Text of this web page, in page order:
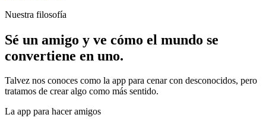
Nuestra filosofía
Sé un amigo y ve cómo el mundo se
convertiene en uno.
Talvez nos conoces como la app para cenar con desconocidos, pero
tratamos de crear algo como más sentido.
La app para hacer amigos